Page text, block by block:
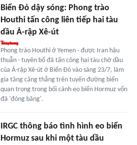
Biển Đỏ dậy sóng: Phong trào
Houthi tấn công liên tiếp hai tàu
dầu Ả-rập Xê-út
Phong trào Houthi ở Yemen - được Iran hậu
thuẫn - tuyên bố đã tấn công hai tàu chở dầu
của Ả-rập Xê-út ở Biển Đỏ vào sáng 23/7, làm
gia tăng căng thẳng trên tuyến đường biển
quan trọng trong bối cảnh eo biển Hormuz vốn
đã 'đóng băng'.
IRGC thông báo tình hình eo biển
Hormuz sau khi một tàu dầu